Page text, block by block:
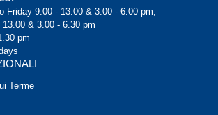
Friday 9.00 - 13.00 & 3.00 - 6.00 pm;
& 3.00 - 6.30 pm
pm
Terme